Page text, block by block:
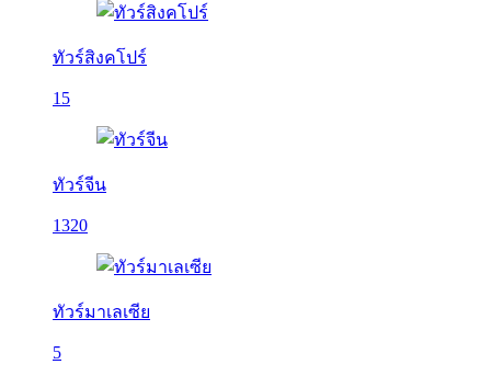
ทัวร์สิงคโปร์
15
ทัวร์จีน
1320
ทัวร์มาเลเซีย
5